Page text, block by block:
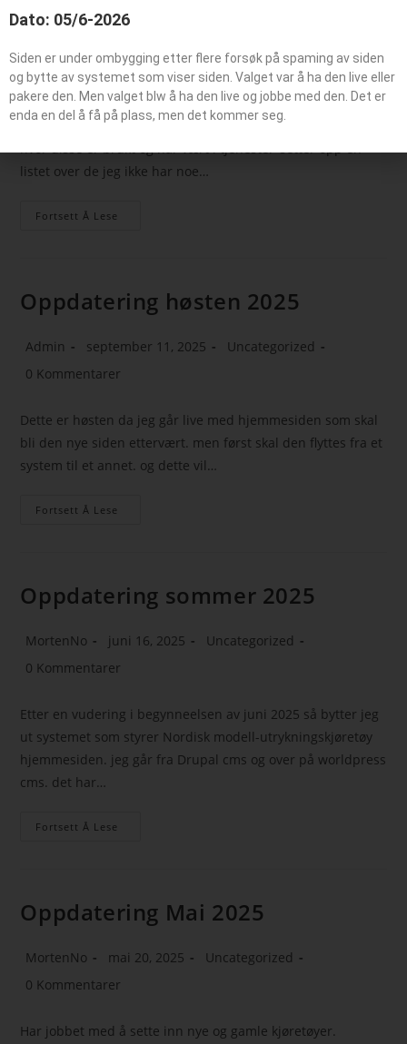
disse kjøretøyene
Admin november 10, 2025
Uncategorized
0 Kommentarer
Har kommet over en del brannbiler som jeg er usikker on
hvor disse er brukt og har vært i tjeneste. setter opp en
listet over de jeg ikke har noe…
Fortsett Å Lese
Oppdatering høsten 2025
Admin september 11, 2025
Uncategorized
0 Kommentarer
Dette er høsten da jeg går live med hjemmesiden som skal
bli den nye siden ettervært. men først skal den flyttes fra et
system til et annet. og dette vil…
Fortsett Å Lese
Oppdatering sommer 2025
MortenNo juni 16, 2025
Uncategorized
0 Kommentarer
Etter en vudering i begynneelsen av juni 2025 så bytter jeg
ut systemet som styrer Nordisk modell-utrykningskjøretøy
hjemmesiden. jeg går fra Drupal cms og over på worldpress
cms. det har…
Fortsett Å Lese
Oppdatering Mai 2025
MortenNo mai 20, 2025
Uncategorized
0 Kommentarer
Har jobbet med å sette inn nye og gamle kjøretøyer.
Dato: 05/6-2026
Siden er under ombygging etter flere forsøk på spaming av siden
og bytte av systemet som viser siden. Valget var å ha den live eller
pakere den. Men valget blw å ha den live og jobbe med den. Det er
enda en del å få på plass, men det kommer seg.